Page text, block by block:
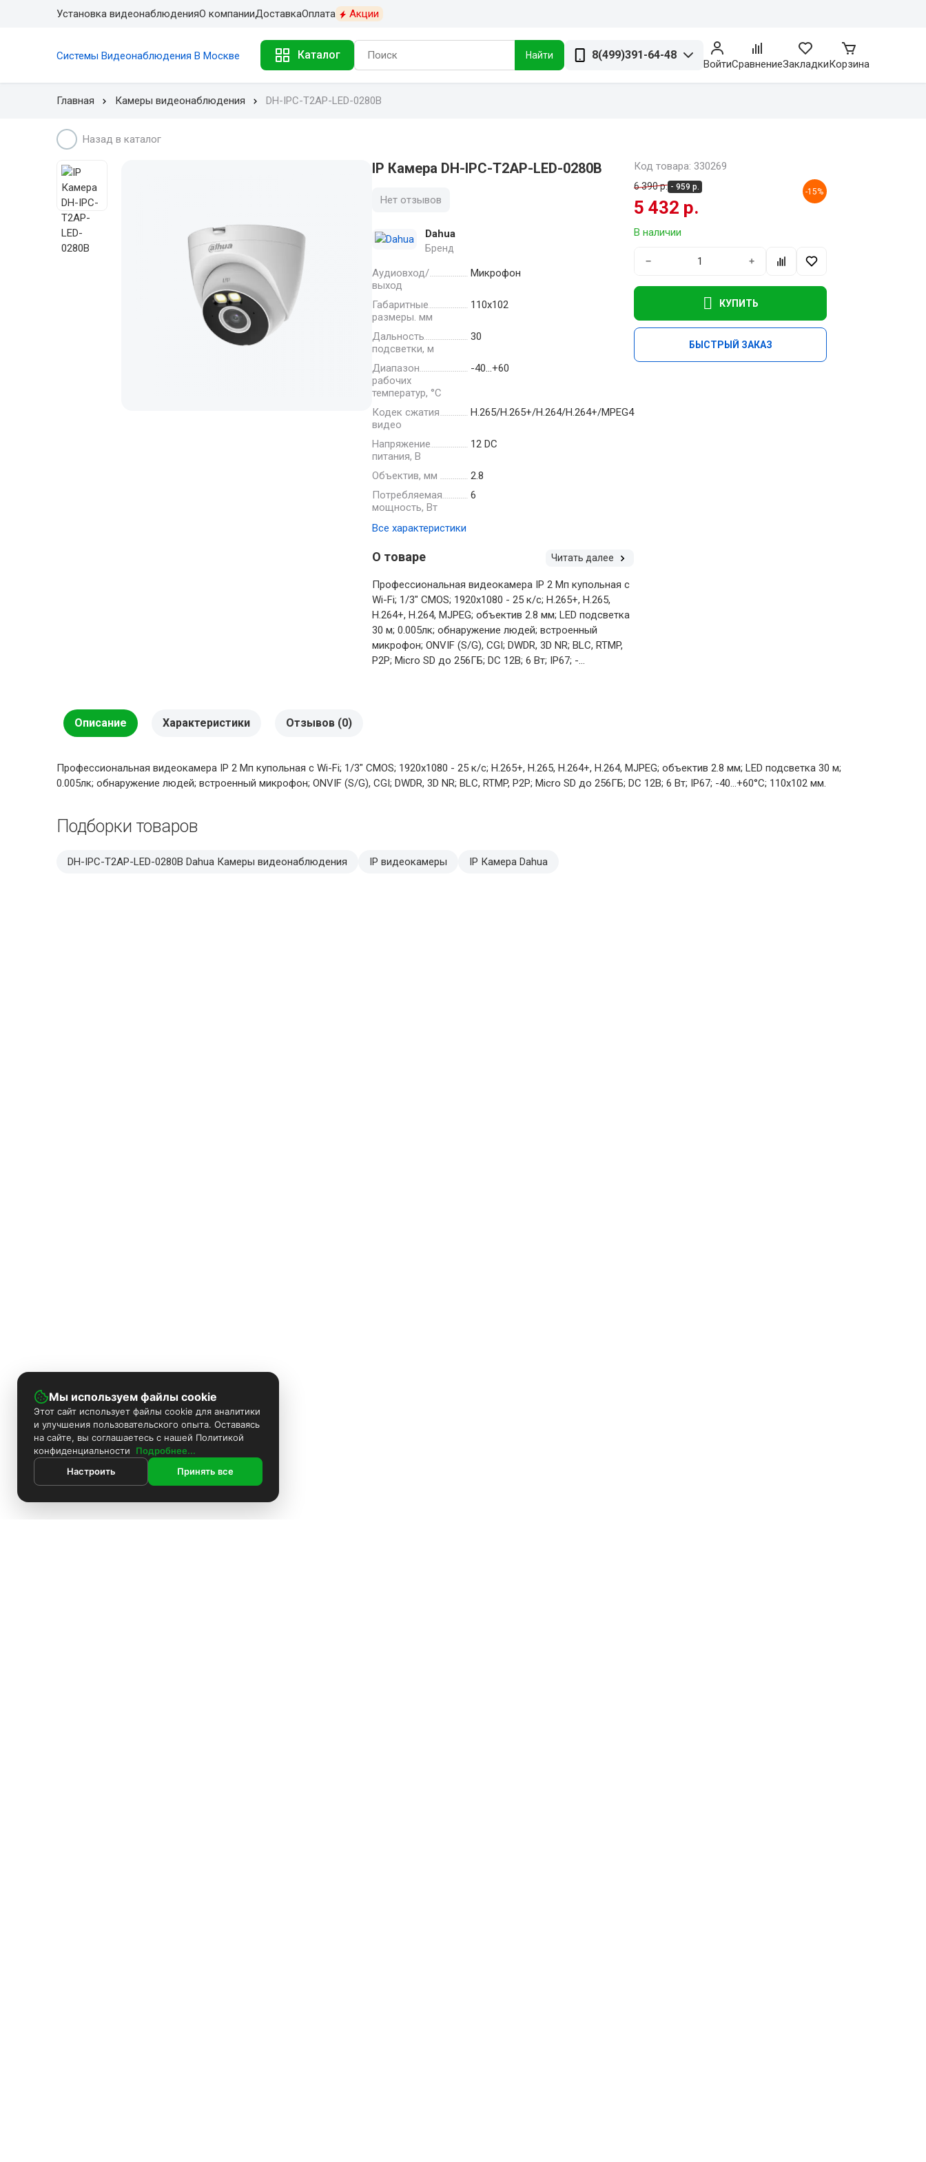
Установка видеонаблюденияО компанииДоставкаОплата Акции
Системы Видеонаблюдения В Москве Каталог Найти 8(499)391-64-48
ВойтиСравнениеЗакладкиКорзина
Главная Камеры видеонаблюдения DH-IPC-T2AP-LED-0280B
Назад в каталог
IP Камера DH-IPC-T2AP-LED-0280B
Нет отзывов
Dahua
Бренд
Аудиовход/
выход
Микрофон
Габаритные
размеры. мм
110х102
Дальность
подсветки, м
30
Диапазон
рабочих
температур, °С
-40…+60
Кодек сжатия
видео
H.265/H.265+/H.264/H.264+/MPEG4
Напряжение
питания, В
12 DC
Объектив, мм
2.8
Потребляемая
мощность, Вт
6
Все характеристики
О товаре Читать далее
Профессиональная видеокамера IP 2 Мп купольная с
Wi-Fi; 1/3" CMOS; 1920х1080 - 25 к/с; H.265+, H.265,
H.264+, H.264, MJPEG; объектив 2.8 мм; LED подсветка
30 м; 0.005лк; обнаружение людей; встроенный
микрофон; ONVIF (S/G), CGI; DWDR, 3D NR; BLC, RTMP,
P2P; Micro SD до 256ГБ; DC 12В; 6 Вт; IP67; -...
Код товара: 330269
6 390 р. - 959 р.
5 432 р.
-15%
В наличии
− +
КУПИТЬ
БЫСТРЫЙ ЗАКАЗ
Описание Характеристики Отзывов (0)
Профессиональная видеокамера IP 2 Мп купольная с Wi-Fi; 1/3" CMOS; 1920х1080 - 25 к/с; H.265+, H.265, H.264+, H.264, MJPEG; объектив 2.8 мм; LED подсветка 30 м;
0.005лк; обнаружение людей; встроенный микрофон; ONVIF (S/G), CGI; DWDR, 3D NR; BLC, RTMP, P2P; Micro SD до 256ГБ; DC 12В; 6 Вт; IP67; -40...+60°C; 110х102 мм.
Подборки товаров
DH-IPC-T2AP-LED-0280B Dahua Камеры видеонаблюдения IP видеокамеры IP Камера Dahua
Мы используем файлы cookie
Этот сайт использует файлы cookie для аналитики
и улучшения пользовательского опыта. Оставаясь
на сайте, вы соглашаетесь с нашей Политикой
конфиденциальности
Подробнее...
Настроить
Принять все